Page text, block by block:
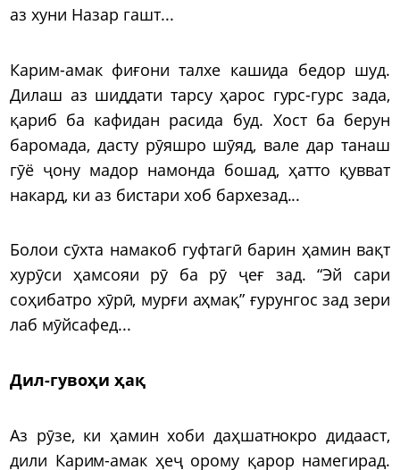
аз хуни Назар гашт...
Карим-амак фиғони талхе кашида бедор шуд.
Дилаш аз шиддати тарсу ҳарос гурс-гурс зада,
қариб ба кафидан расида буд. Хост ба берун
баромада, дасту рӯяшро шӯяд, вале дар танаш
гӯё ҷону мадор намонда бошад, ҳатто қувват
накард, ки аз бистари хоб бархезад...
Болои сӯхта намакоб гуфтагӣ барин ҳамин вақт
хурӯси ҳамсояи рӯ ба рӯ ҷеғ зад. “Эй сари
соҳибатро хӯрӣ, мурғи аҳмақ” ғурунгос зад зери
лаб мӯйсафед...
Дил-гувоҳи ҳақ
Аз рӯзе, ки ҳамин хоби даҳшатнокро дидааст,
дили Карим-амак ҳеҷ орому қарор намегирад.